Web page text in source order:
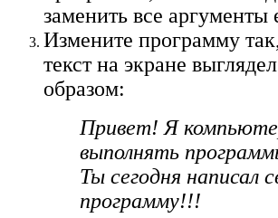
предназначена для
вывода данных. Она
является функцией,
аргументы которой –
выводимые значения.
Текст, который нужно
на экран,
заменить все аргументы
Измените программу
текст на экране
образом:
Привет! Я
выполнять
Ты сегодня написал
программу!!!